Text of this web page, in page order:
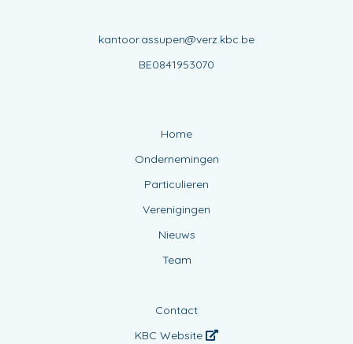
kantoor.assupen@verz.kbc.be
BE0841953070
Home
Ondernemingen
Particulieren
Verenigingen
Nieuws
Team
Contact
KBC Website